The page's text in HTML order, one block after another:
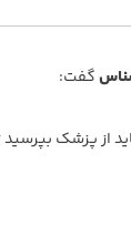
گفت:
از پزشک بپرسید